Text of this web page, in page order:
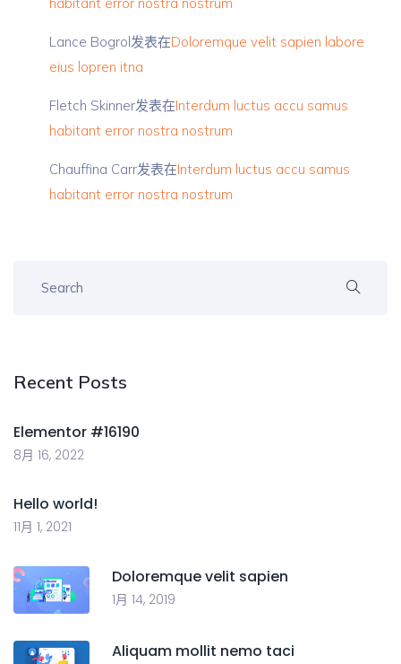
Lance Bogrol发表在Doloremque velit sapien labore
eius lopren itna
Fletch Skinner发表在Interdum luctus accu samus
habitant error nostra nostrum
Chauffina Carr发表在Interdum luctus accu samus
habitant error nostra nostrum
Recent Posts
Elementor #16190
8月 16, 2022
Hello world!
11月 1, 2021
Doloremque velit sapien
1月 14, 2019
Aliquam mollit nemo taci